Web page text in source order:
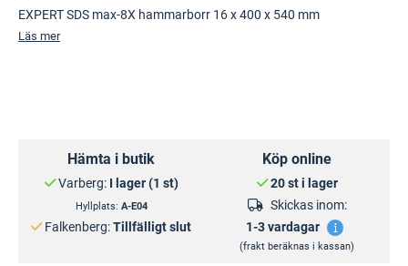
EXPERT SDS max-8X hammarborr 16 x 400 x 540 mm
Läs mer
Hämta i butik
Varberg: I lager (1 st)
Hyllplats: A-E04
Falkenberg:Tillfälligt slut
Köp online
20 st i lager
Skickas inom:
1-3 vardagar
(frakt beräknas i kassan)